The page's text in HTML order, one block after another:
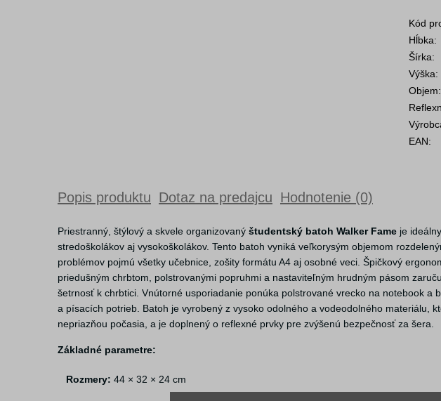
Kód
Hĺbka:
Šírka:
Výška:
Objem:
EAN:
Popis produktu Dotaz na predajcu Hodnotenie (0)
Priestranný, štýlový a skvele organizovaný študentský batoh Walker Fame je
stredoškolákov aj vysokoškolákov. Tento batoh vyniká veľkorysým objemom
problémov pojmú všetky učebnice, zošity formátu A4 aj osobné veci. Špičkový
priedušným chrbtom, polstrovanými popruhmi a nastaviteľným hrudným pásom
šetrnosť k chrbtici. Vnútorné usporiadanie ponúka polstrované vrecko na notebook a
a písacích potrieb. Batoh je vyrobený z vysoko odolného a vodeodolného materiálu,
nepriazňou počasia, a je doplnený o reflexné prvky pre zvýšenú bezpečnosť za šera.
Základné parametre:
Rozmery: 44 × 32 × 24 cm